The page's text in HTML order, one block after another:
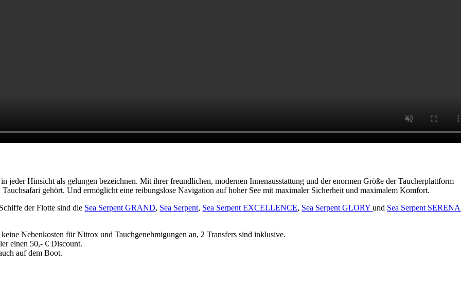
jeder Hinsicht als gelungen bezeichnen. Mit ihrer freundlichen, modernen Innenausstattung und der enormen Größe der Taucherplattform
gehört. Und ermöglicht eine reibungslose Navigation auf hoher See mit maximaler Sicherheit und maximalem Komfort.
der Flotte sind die Sea Serpent GRAND, Sea Serpent, Sea Serpent EXCELLENCE, Sea Serpent GLORYund Sea Serpent
Nebenkosten für Nitrox und Tauchgenehmigungen an, 2 Transfers sind inklusive.
einen 50,- € Discount.
auf dem Boot.